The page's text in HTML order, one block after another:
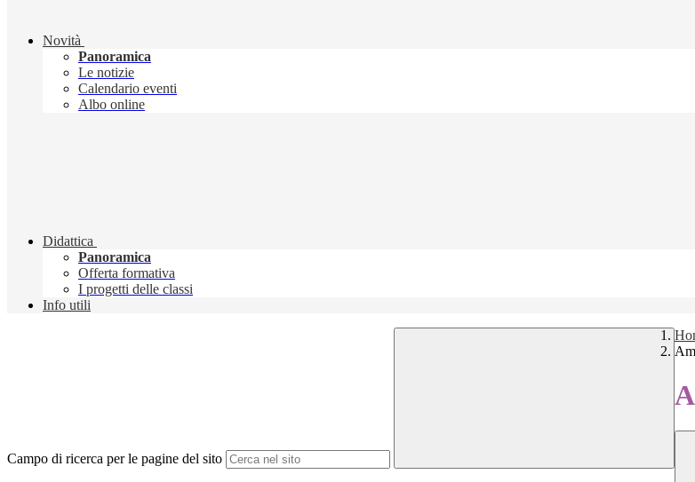
Novità
Panoramica
Le notizie
Calendario eventi
Albo online
Didattica
Panoramica
Offerta formativa
I progetti delle classi
Info utili
Campo di ricerca per le pagine del sito